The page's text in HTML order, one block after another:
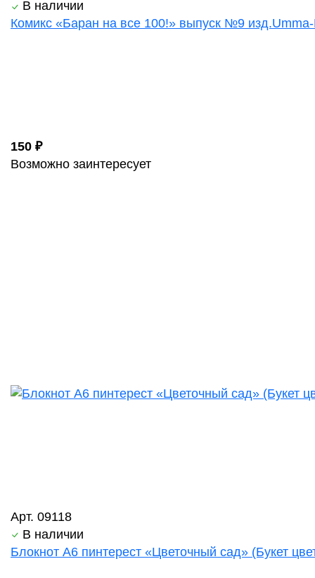
В наличии
Комикс «Баран на все 100!» выпуск №9
150 ₽
Возможно заинтересует
Арт. 09118
В наличии
Блокнот А6 пинтерест «Цветочный сад» (Букет